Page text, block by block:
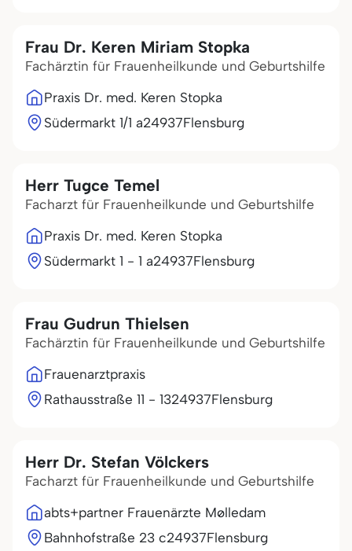
Frau Dr. Keren Miriam Stopka
Fachärztin für Frauenheilkunde und Geburtshilfe
Praxis Dr. med. Keren Stopka
Südermarkt 1/1 a24937Flensburg
Herr Tugce Temel
Facharzt für Frauenheilkunde und Geburtshilfe
Praxis Dr. med. Keren Stopka
Südermarkt 1 - 1 a24937Flensburg
Frau Gudrun Thielsen
Fachärztin für Frauenheilkunde und Geburtshilfe
Frauenarztpraxis
Rathausstraße 11 - 1324937Flensburg
Herr Dr. Stefan Völckers
Facharzt für Frauenheilkunde und Geburtshilfe
abts+partner Frauenärzte Mølledam
Bahnhofstraße 23 c24937Flensburg